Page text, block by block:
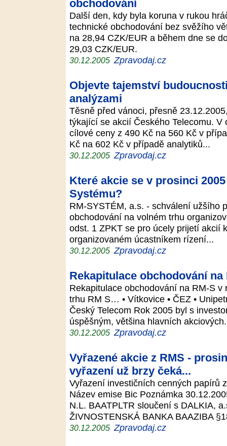
obchodování
Další den, kdy byla koruna v rukou
technické obchodování bez svěžího
na 28,94 CZK/EUR a během dne se
29,03 CZK/EUR.
30.12.2005 Zpravodaj.cz
Objevte tajemství
analýzami
Těsně před vánoci, přesně
týkající se akcií Českého Telecomu.
cílové ceny z 490 Kč na 560 Kč v
Kč na 602 Kč v případě analytiků...
30.12.2005 Zpravodaj.cz
Které akcie se v prosinci
Systému?
RM-SYSTÉM, a.s. - schválení užšího
obchodování na volném trhu
odst. 1 ZPKT se pro úcely prijetí akcií
organizovaném úcastníkem rízení...
30.12.2005 Zpravodaj.cz
Rekapitulace obchodování na
Rekapitulace obchodování na RM-S
trhu RM S… • Vítkovice • ČEZ •
Český Telecom Rok 2005 byl s
úspěšným, většina hlavních
30.12.2005 Zpravodaj.cz
Vyřazené akcie z RMS -
vyřazení už brzy čeká...
Vyřazení investičních cenných papírů
Název emise Bic Poznámka
N.L. BAATPLTR sloučení s DALKIA,
ŽIVNOSTENSKÁ BANKA BAAZIBA
30.12.2005 Zpravodaj.cz